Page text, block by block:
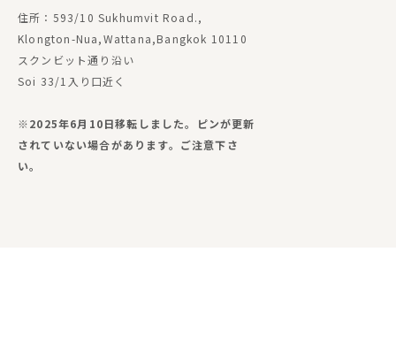
住所：593/10 Sukhumvit Road.,
Klongton-Nua,Wattana,Bangkok 10110
スクンビット通り沿い
Soi 33/1入り口近く
※2025年6月10日移転しました。ピンが更新
されていない場合があります。ご注意下さ
い。